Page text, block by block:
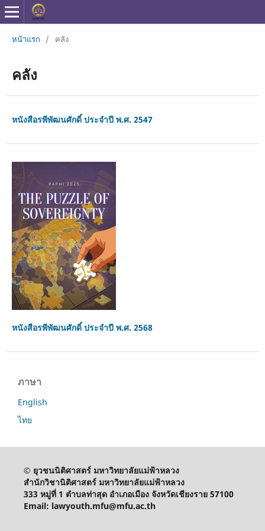
หน้าแรก / คลัง
คลัง
หนังสือรพีพัฒนศักดิ์ ประจำปี พ.ศ. 2547
หนังสือรพีพัฒนศักดิ์ ประจำปี พ.ศ. 2568
ภาษา
English
ไทย
© ยุวชนนิติศาสตร์ มหาวิทยาลัยแม่ฟ้าหลวง
สำนักวิชานิติศาสตร์ มหาวิทยาลัยแม่ฟ้าหลวง
333 หมู่ที่ 1 ตำบลท่าสุด อำเภอเมือง จังหวัดเชียงราย 57100
Email: lawyouth.mfu@mfu.ac.th